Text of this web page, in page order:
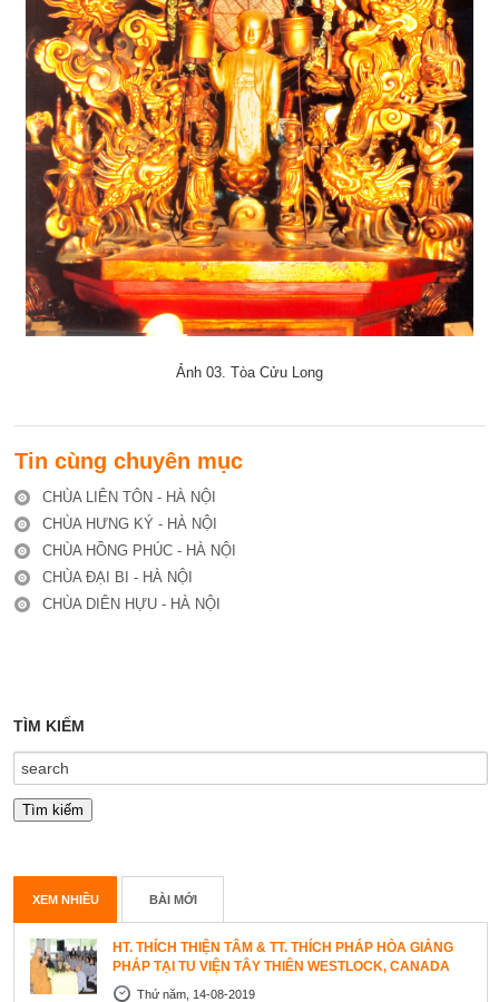
Ảnh 03. Tòa Cửu Long
Tin cùng chuyên mục
CHÙA LIÊN TÔN - HÀ NỘI
CHÙA HƯNG KÝ - HÀ NỘI
CHÙA HỒNG PHÚC - HÀ NỘI
CHÙA ĐẠI BI - HÀ NỘI
CHÙA DIÊN HỰU - HÀ NỘI
TÌM KIẾM
XEM NHIỀU BÀI MỚI
HT. THÍCH THIỆN TÂM & TT. THÍCH PHÁP HÒA GIẢNG
PHÁP TẠI TU VIỆN TÂY THIÊN WESTLOCK, CANADA
Thứ năm, 14-08-2019